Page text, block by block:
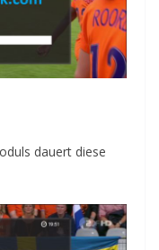
dauert diese